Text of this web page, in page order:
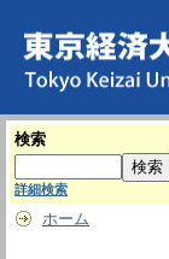
検索
詳細検索
ホーム